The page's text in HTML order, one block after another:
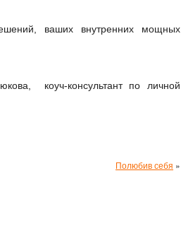
ваших внутренних мощных
коуч-консультант по личной
Полюбив себя »